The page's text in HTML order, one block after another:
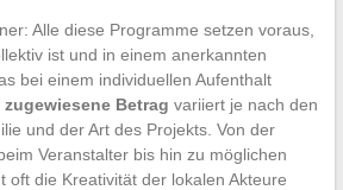
Alle diese Programme setzen voraus,
ist und in einem anerkannten
bei einem individuellen Aufenthalt
zugewiesene Betrag variiert je nach den
und der Art des Projekts. Von der
Veranstalter bis hin zu möglichen
oft die Kreativität der lokalen Akteure